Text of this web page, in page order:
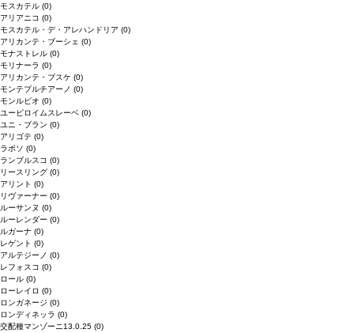
モスカテル (0)
アリアニコ (0)
モスカテル・デ・アレハンドリア (0)
アリカンテ・ブーシェ (0)
モナストレル (0)
モリナーラ (0)
アリカンテ・ブスケ (0)
モンテプルチアーノ (0)
モンルビオ (0)
ユービロイムスレーベ (0)
ユニ・ブラン (0)
アリゴテ (0)
ラボソ (0)
ランブルスコ (0)
リースリング (0)
アリント (0)
リヴァーナー (0)
ルーサンヌ (0)
ルーレンダー (0)
ルガーナ (0)
レゲント (0)
アルテジーノ (0)
レフォスコ (0)
ロール (0)
ローレイロ (0)
ロンガネージ (0)
ロンディネッラ (0)
交配種マンゾーニ13.0.25 (0)